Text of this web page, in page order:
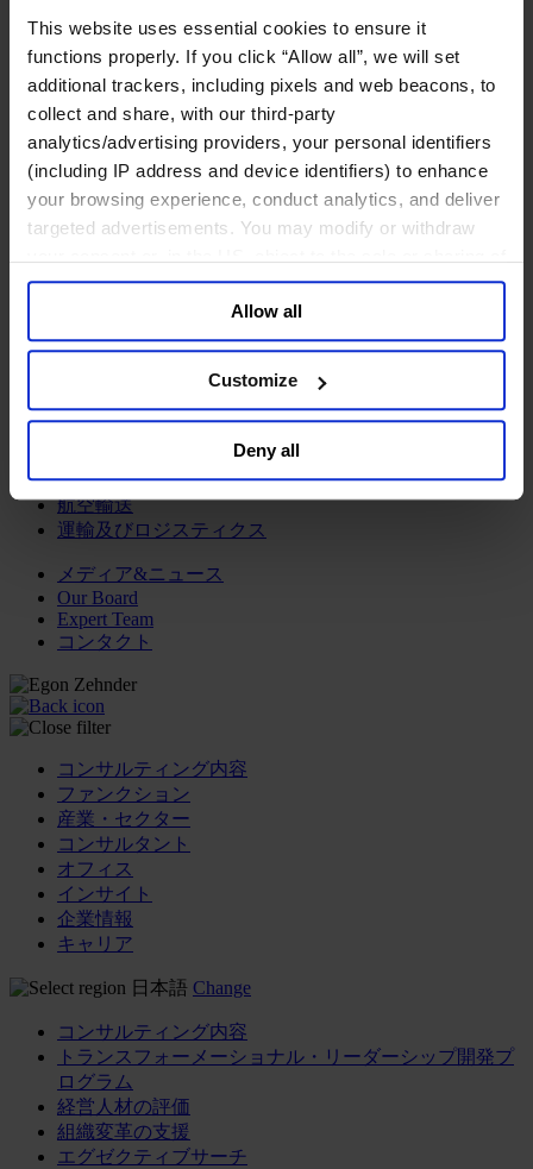
This website uses essential cookies to ensure it
functions properly. If you click “Allow all”, we will set
additional trackers, including pixels and web beacons, to
collect and share, with our third-party
analytics/advertising providers, your personal identifiers
(including IP address and device identifiers) to enhance
your browsing experience, conduct analytics, and deliver
targeted advertisements. You may modify or withdraw
your data for targeted advertising, by clicking “Do Not
Sell or Share My Personal Information” in the footer of
the website. You must opt-out of each device and each
browser. For additional information and retention terms
general collection and use of personal information see
Allow all
Customize
Deny all
金融サービス
アセットマネジメント
インフラ事業
ウェルスマネジメント
デジタル資産、暗号資産、Web3
プライベート・エクイティ
リスクマネジメント
保険
投資銀行及びマーケット
金融テクノロジー（フィンテック）
サービス
ビジネスサービス
プロフェッショナルサービス
ホスピタリティ、旅行・レジャー
不動産
航空輸送
運輸及びロジスティクス
メディア&ニュース
Our Board
Expert Team
コンタクト
コンサルティング内容
ファンクション
産業・セクター
コンサルタント
オフィス
インサイト
企業情報
キャリア
日本語 Change
コンサルティング内容
トランスフォーメーショナル・リーダーシップ開発プ
ログラム
経営人材の評価
組織変革の支援
エグゼクティブサーチ